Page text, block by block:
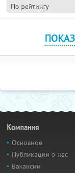
По рейтингу
Компания
Основное
Публикации о нас
Вакансии